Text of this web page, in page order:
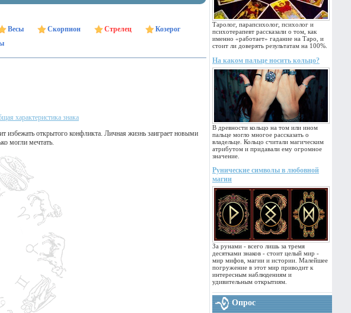
Таролог, парапсихолог, психолог и
психотерапевт рассказали о том, как
именно «работает» гадание на Таро, и
стоит ли доверять результатам на 100%.
На каком пальце носить кольцо?
В древности кольцо на том или ином
пальце могло многое рассказать о
владельце. Кольцо считали магическим
атрибутом и придавали ему огромное
значение.
Рунические символы в любовной
магии
За рунами - всего лишь за тремя
десятками знаков - стоит целый мир -
мир мифов, магии и истории. Малейшее
погружение в этот мир приводит к
интересным наблюдениям и
удивительным открытиям.
Опрос
Весы Скорпион Стрелец
Козерог
характеристика знака
избежать открытого конфликта. Личная жизнь заиграет новыми
могли мечтать.